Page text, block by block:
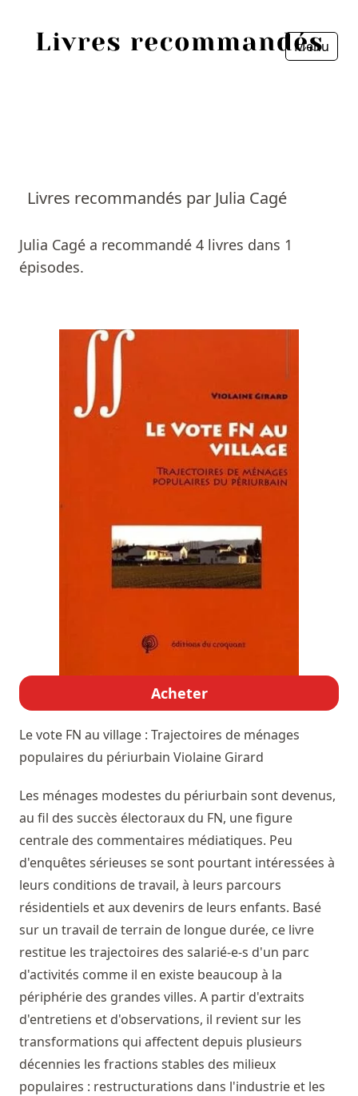
Menu
Livres recommandés par Julia Cagé
Julia Cagé a recommandé 4 livres dans 1
épisodes.
Acheter
Le vote FN au village : Trajectoires de ménages
populaires du périurbain Violaine Girard
Les ménages modestes du périurbain sont devenus,
au fil des succès électoraux du FN, une figure
centrale des commentaires médiatiques. Peu
d'enquêtes sérieuses se sont pourtant intéressées à
leurs conditions de travail, à leurs parcours
résidentiels et aux devenirs de leurs enfants. Basé
sur un travail de terrain de longue durée, ce livre
restitue les trajectoires des salarié-e-s d'un parc
d'activités comme il en existe beaucoup à la
périphérie des grandes villes. A partir d'extraits
d'entretiens et d'observations, il revient sur les
transformations qui affectent depuis plusieurs
décennies les fractions stables des milieux
populaires : restructurations dans l'industrie et les
Livres
Prix littéraires
Fermer